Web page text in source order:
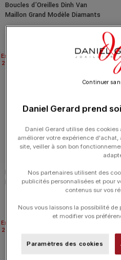
Boucles d’Oreilles Dinh Van
Maillon Grand Modèle Diamants
Or Jaune
24H
Expédié
Bracelet Dinh Van Serrure
Diamants Or Jaune
24H
Expédié
Daniel Gerard prend
Daniel Gerard utilise des
améliorer votre expérience
site, veiller à son bon
Nos partenaires utilisent des
publicités personnalisées et pour
contenus sur vos
Nous vous laissons la possibilité
et modifier vos
Paramètres des cookies
Continuer